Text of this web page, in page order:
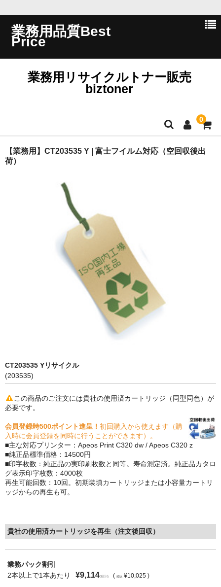
業務用品質Best
Price
業務用リサイクルトナー販売
biztoner
0
ホーム
特定商取引法に基づく表示
トナー・ドラム交換・修理
動画で分かる
購入ガイド
トナー再生の流れ
もっと安い販売店があります。何が違うのですか？
リサイクルトナーで経費削減
リサイクルトナーの選び方
全国発送・送料無料
【業務用】CT203535 Y | 富士フイルム対応（空回収後出
荷）
CT203535 Yリサイクル
(203535)
この商品のご注文には貴社の使用済カートリッジ（同型同色）が
必要です。
会員登録時500ポイント進呈！ 初回購入から使えます（購
入時に会員登録を同時に行うことができます）。
■主な対応プリンター：Apeos Print C320 dw / Apeos C320 z
■純正品標準価格：14500円
■印字枚数：純正品の実印刷枚数と同等。寿命測定済。純正品カタロ
グ表示印字枚数：4000枚
再生可能回数：10回。初期装填カートリッジまたは小容量カートリ
ッジからの再生も可。
貴社の使用済カートリッジを再生（注文後回収）
業務パック割引
2本以上で1本あたり
¥9,114(税別) ( 税込 ¥10,025 )